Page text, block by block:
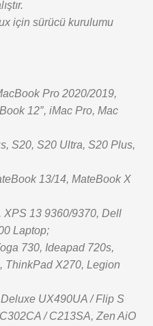
için sürücü kurulumu
Pro 2020/2019,
12″, iMac Pro, Mac
S20, S20 Ultra, S20 Plus,
13/14, MateBook X
XPS 13 9360/9370, Dell
Laptop;
730, Ideapad 720s,
ThinkPad X270, Legion
UX490UA / Flip S
/ C213SA, Zen AiO